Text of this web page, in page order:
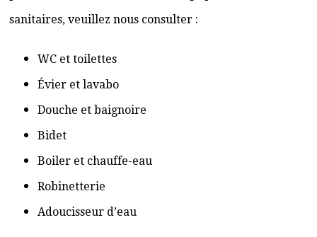
sanitaires, veuillez nous consulter :
WC et toilettes
Évier et lavabo
Douche et baignoire
Bidet
Boiler et chauffe-eau
Robinetterie
Adoucisseur d’eau